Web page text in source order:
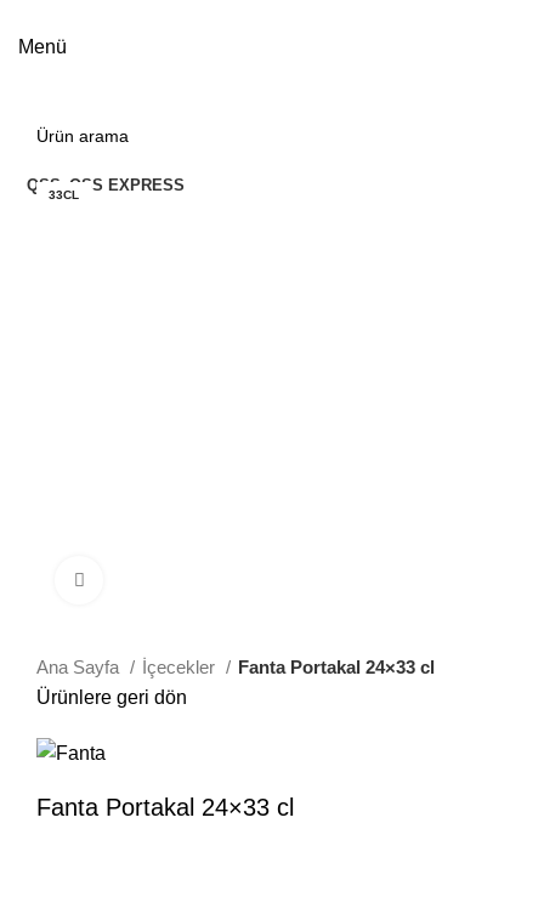
Menü
QSS QSS EXPRESS
33CL
Ana Sayfa İçecekler
Fanta Portakal 24×33 cl
Ürünlere geri dön
Fanta Portakal 24×33 cl